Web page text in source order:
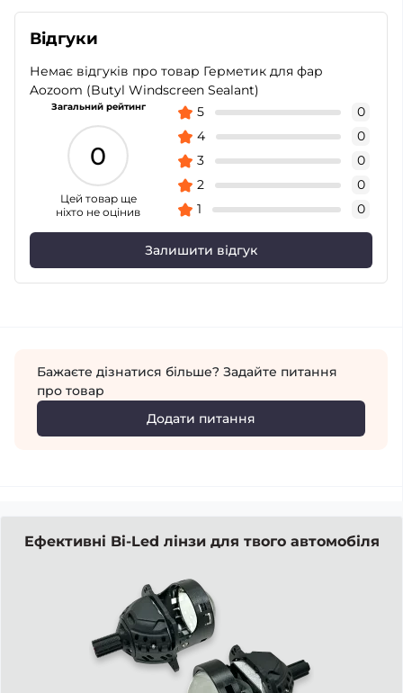
Відгуки
Немає відгуків про товар Герметик для фар
Aozoom (Butyl Windscreen Sealant)
Загальний рейтинг
0
Цей товар ще
ніхто не оцінив
5
0
4
0
3
0
2
0
1
0
Залишити відгук
Бажаєте дізнатися більше? Задайте питання
про товар
Додати питання
Ефективні Bi-Led лінзи для твого автомобіля